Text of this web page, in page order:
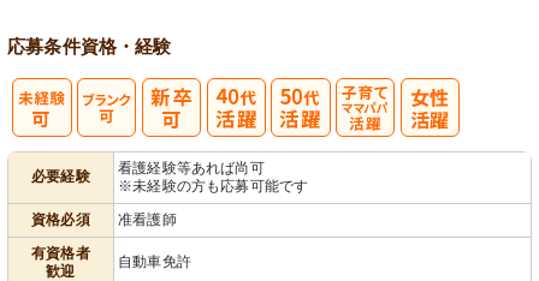
応募条件資格・経験
必要経験
看護経験等あれば尚可
※未経験の方も応募可能です
資格必須
准看護師
有資格者
歓迎
自動車免許